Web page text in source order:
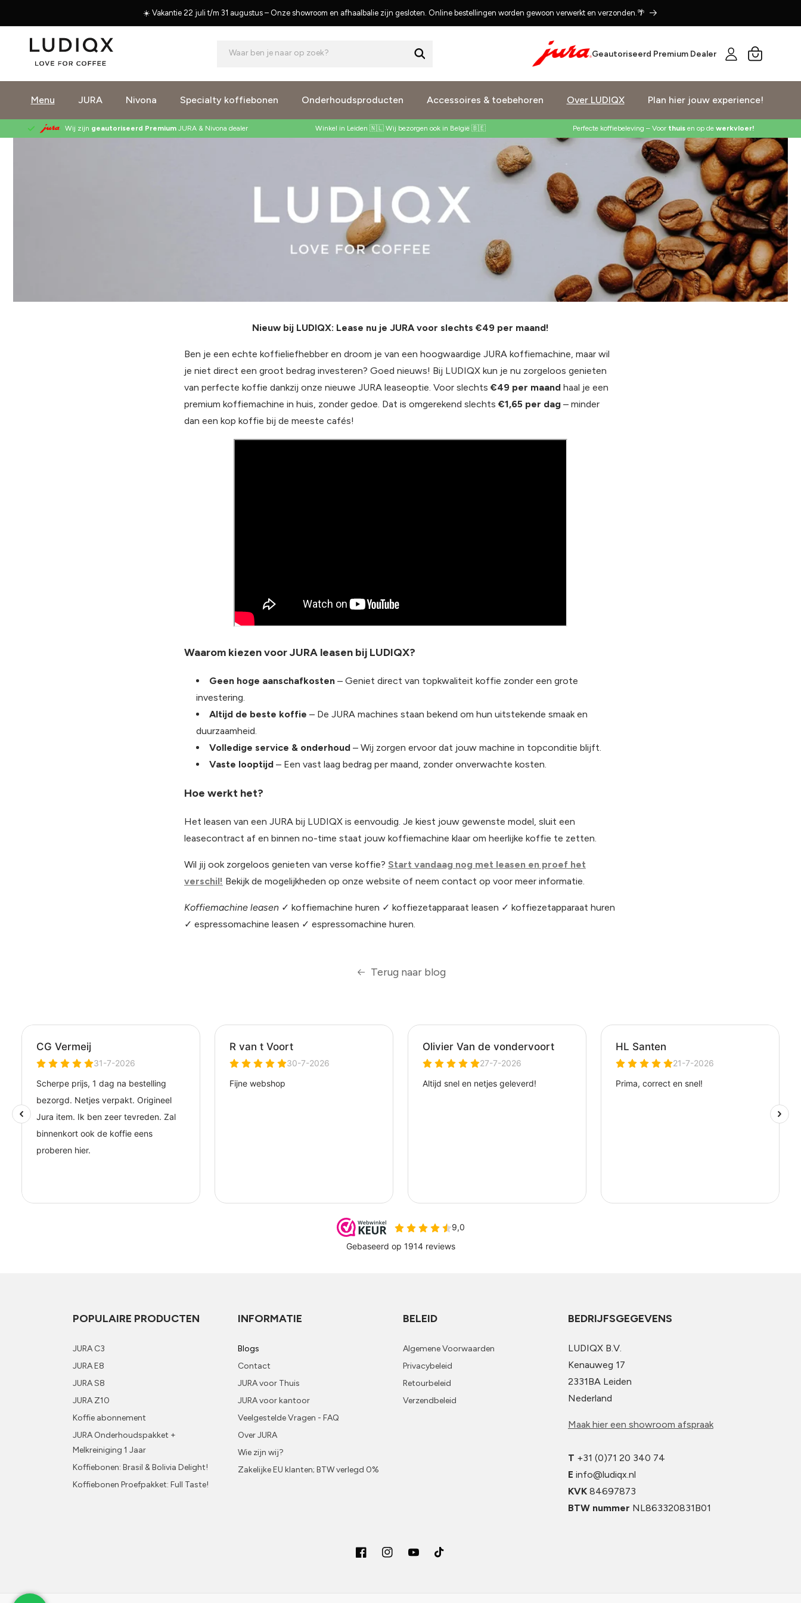
☀️ Vakantie 22 juli t/m 31 augustus – Onze showroom en afhaalbalie zijn gesloten. Online bestellingen worden gewoon verwerkt en verzonden.🌴
Waar ben je naar op zoek? Geautoriseerd Premium Dealer Winkelwagen
Menu JURA Nivona Specialty koffiebonen Onderhoudsproducten Accessoires & toebehoren Over LUDIQX Plan hier jouw experience!
Wij zijn geautoriseerd Premium JURA & Nivona dealer Winkel in Leiden 🇳🇱 Wij bezorgen ook in België 🇧🇪 Perfecte koffiebeleving – Voor thuisen op de werkvloer!
Nieuw bij LUDIQX: Lease nu je JURA voor slechts €49 per maand!
Ben je een echte koffieliefhebber en droom je van een hoogwaardige JURA koffiemachine, maar wil
je niet direct een groot bedrag investeren? Goed nieuws! Bij LUDIQX kun je nu zorgeloos genieten
van perfecte koffie dankzij onze nieuwe JURA leaseoptie. Voor slechts€49 per maand haal je een
premium koffiemachine in huis, zonder gedoe. Dat is omgerekend slechts€1,65 per dag – minder
dan een kop koffie bij de meeste cafés!
Waarom kiezen voor JURA leasen bij LUDIQX?
Geen hoge aanschafkosten – Geniet direct van topkwaliteit koffie zonder een grote
investering.
Altijd de beste koffie – De JURA machines staan bekend om hun uitstekende smaak en
duurzaamheid.
Volledige service & onderhoud – Wij zorgen ervoor dat jouw machine in topconditie blijft.
Vaste looptijd – Een vast laag bedrag per maand, zonder onverwachte kosten.
Hoe werkt het?
Het leasen van een JURA bij LUDIQX is eenvoudig. Je kiest jouw gewenste model, sluit een
leasecontract af en binnen no-time staat jouw koffiemachine klaar om heerlijke koffie te zetten.
Wil jij ook zorgeloos genieten van verse koffie? Start vandaag nog met leasen en proef het
verschil! Bekijk de mogelijkheden op onze website of neem contact op voor meer informatie.
Koffiemachine leasen ✓ koffiemachine huren ✓ koffiezetapparaat leasen ✓ koffiezetapparaat huren
✓ espressomachine leasen ✓ espressomachine huren.
Terug naar blog
POPULAIRE PRODUCTEN
JURA C3
JURA E8
JURA S8
JURA Z10
Koffie abonnement
JURA Onderhoudspakket +
Melkreiniging 1 Jaar
Koffiebonen: Brasil & Bolivia Delight!
Koffiebonen Proefpakket: Full Taste!
INFORMATIE
Blogs
Contact
JURA voor Thuis
JURA voor kantoor
Veelgestelde Vragen - FAQ
Over JURA
Wie zijn wij?
Zakelijke EU klanten; BTW verlegd 0%
BELEID
Algemene Voorwaarden
Privacybeleid
Retourbeleid
Verzendbeleid
BEDRIJFSGEGEVENS
LUDIQX B.V.
Kenauweg 17
2331BA Leiden
Nederland
Maak hier een showroom afspraak
T +31 (0)71 20 340 74
E info@ludiqx.nl
KVK 84697873
BTW nummer NL863320831B01
FacebookInstagramYouTubeTikTok